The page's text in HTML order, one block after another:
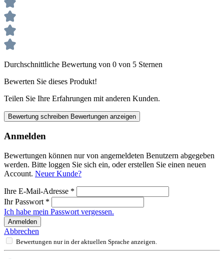
Durchschnittliche Bewertung von 0 von 5 Sternen
Bewerten Sie dieses Produkt!
Teilen Sie Ihre Erfahrungen mit anderen Kunden.
Bewertung schreiben Bewertungen anzeigen
Anmelden
Bewertungen können nur von angemeldeten Benutzern abgegeben
werden. Bitte loggen Sie sich ein, oder erstellen Sie einen neuen
Account. Neuer Kunde?
Ihre E-Mail-Adresse *
Ihr Passwort *
Ich habe mein Passwort vergessen.
Anmelden
Abbrechen
Bewertungen nur in der aktuellen Sprache anzeigen.